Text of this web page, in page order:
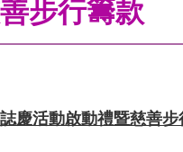
步行籌款
慶活動啟動禮暨慈善步